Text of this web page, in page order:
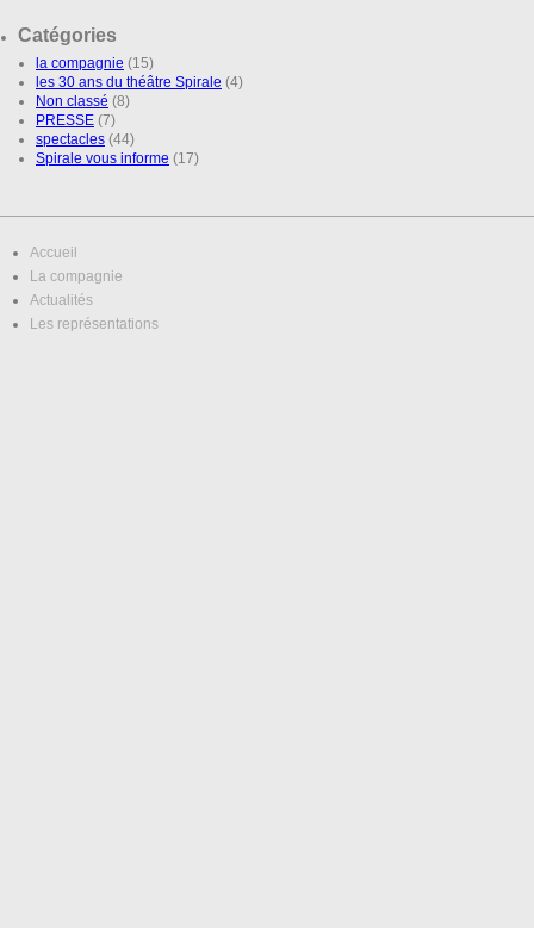
Catégories
la compagnie (15)
les 30 ans du théâtre Spirale (4)
Non classé (8)
PRESSE (7)
spectacles (44)
Spirale vous informe (17)
Accueil
La compagnie
Actualités
Les représentations